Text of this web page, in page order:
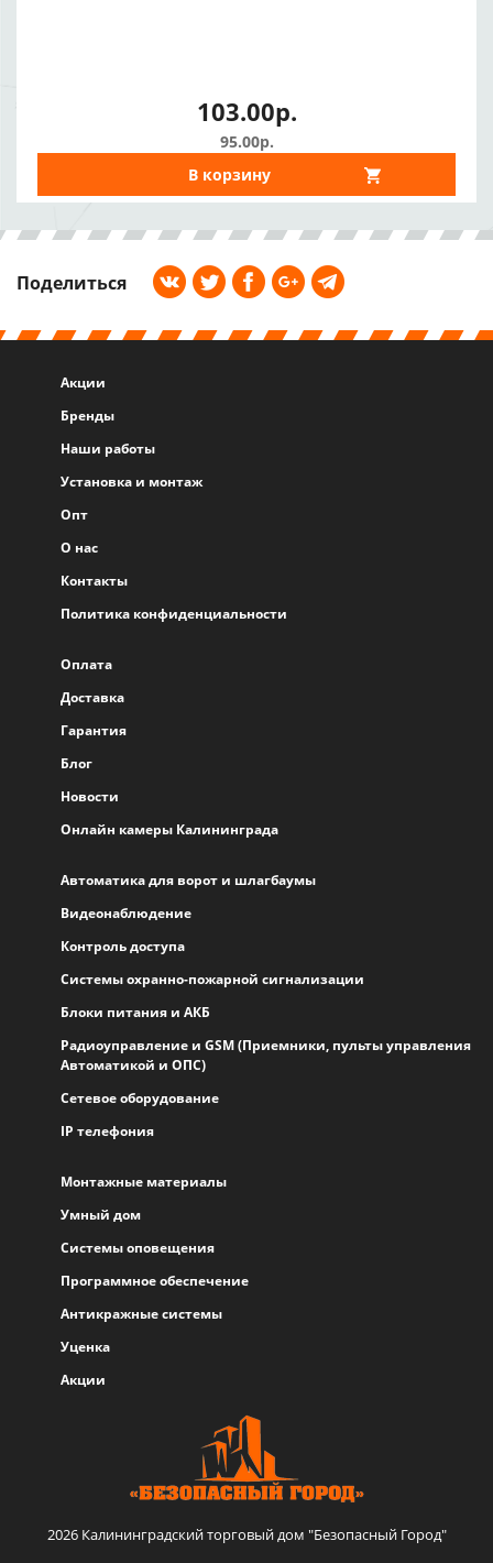
103.00р.
95.00р.
В корзину
Поделиться
Акции
Бренды
Наши работы
Установка и монтаж
Опт
О нас
Контакты
Политика конфиденциальности
Оплата
Доставка
Гарантия
Блог
Новости
Онлайн камеры Калининграда
Автоматика для ворот и шлагбаумы
Видеонаблюдение
Контроль доступа
Системы охранно-пожарной сигнализации
Блоки питания и АКБ
Радиоуправление и GSM (Приемники, пульты управления
Автоматикой и ОПС)
Сетевое оборудование
IP телефония
Монтажные материалы
Умный дом
Системы оповещения
Программное обеспечение
Антикражные системы
Уценка
Акции
2026 Калининградский торговый дом "Безопасный Город"